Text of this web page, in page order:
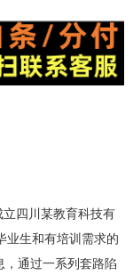
四川某教育科技有
业生和有培训需求的
，通过一系列套路陷